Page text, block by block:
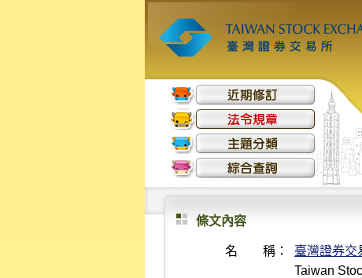
條文內容
名 稱： 臺灣證券交
Taiwan